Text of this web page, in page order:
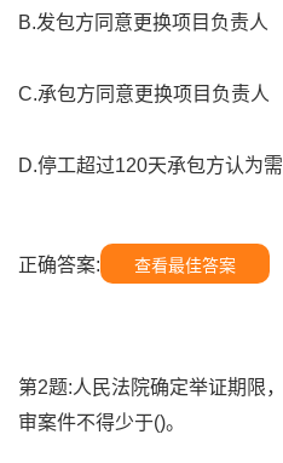
B.发包方同意更换项目负责人
C.承包方同意更换项目负责人
D.停工超过120天承包方认为
正确答案: 查看最佳答案
第2题:人民法院确定举证期限
审案件不得少于()。